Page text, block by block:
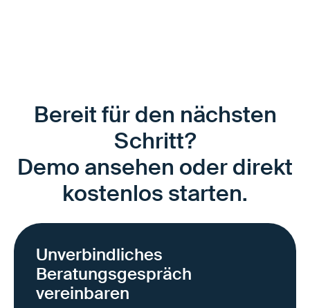
Bereit für den nächsten
Schritt?
Demo ansehen oder direkt
kostenlos starten.
Unverbindliches
Beratungsgespräch
vereinbaren